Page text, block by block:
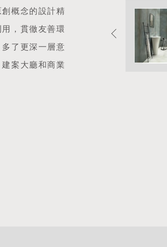
概念的設計精
，貫徹友善環
了更深一層意
案大廳和商業